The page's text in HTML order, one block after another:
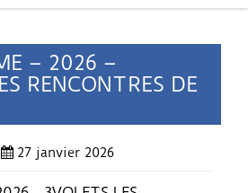
– 2026 –
RENCONTRES DE
27 janvier 2026